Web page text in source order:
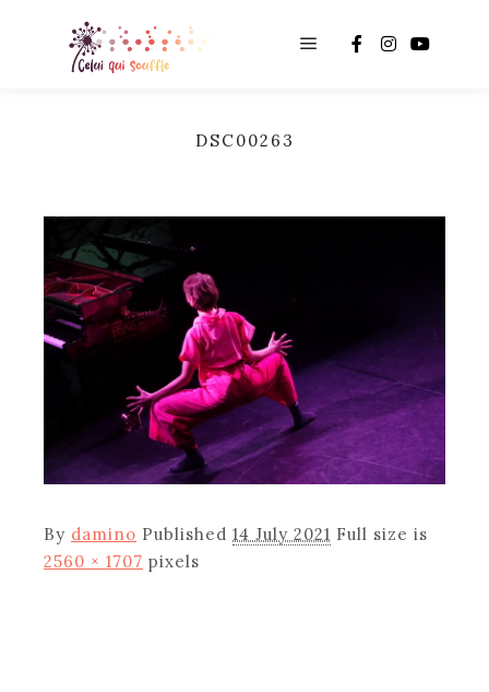
DSC00263
By damino Published 14 July 2021 Full size is
2560 × 1707 pixels